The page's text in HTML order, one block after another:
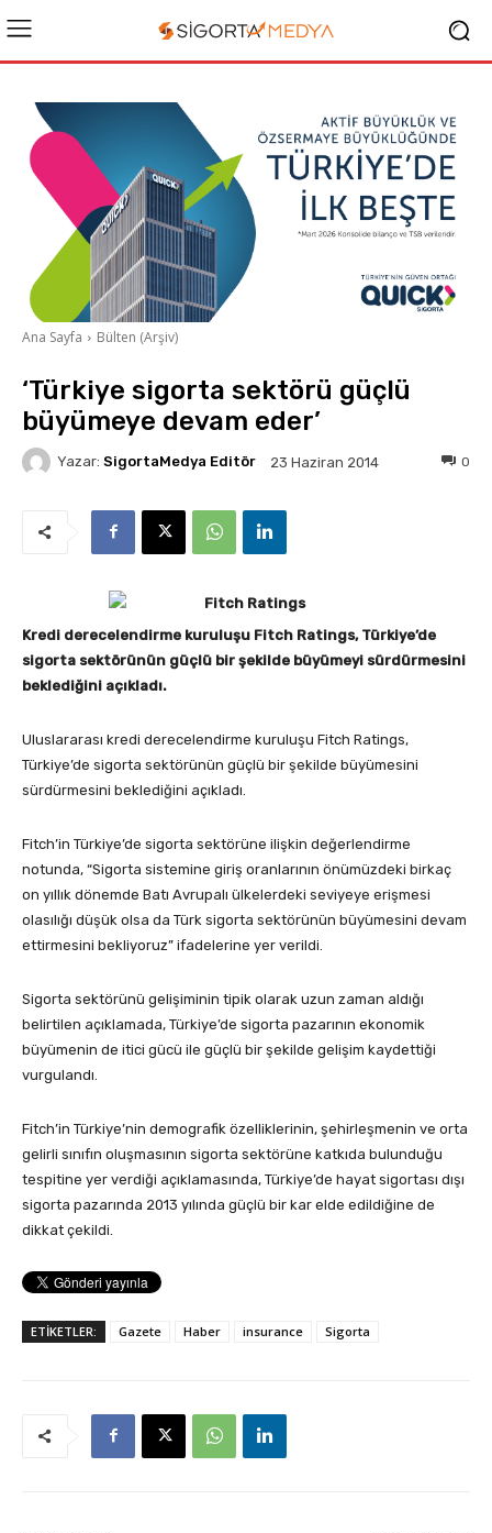
Ana Sayfa Bülten (Arşiv)
‘Türkiye sigorta sektörü güçlü
büyümeye devam eder’
Yazar: SigortaMedya Editör 23 Haziran 2014 0
Kredi derecelendirme kuruluşu Fitch Ratings, Türkiye’de
sigorta sektörünün güçlü bir şekilde büyümeyi sürdürmesini
beklediğini açıkladı.
Uluslararası kredi derecelendirme kuruluşu Fitch Ratings,
Türkiye’de sigorta sektörünün güçlü bir şekilde büyümesini
sürdürmesini beklediğini açıkladı.
Fitch’in Türkiye’de sigorta sektörüne ilişkin değerlendirme
notunda, “Sigorta sistemine giriş oranlarının önümüzdeki birkaç
on yıllık dönemde Batı Avrupalı ülkelerdeki seviyeye erişmesi
olasılığı düşük olsa da Türk sigorta sektörünün büyümesini devam
ettirmesini bekliyoruz” ifadelerine yer verildi.
Sigorta sektörünü gelişiminin tipik olarak uzun zaman aldığı
belirtilen açıklamada, Türkiye’de sigorta pazarının ekonomik
büyümenin de itici gücü ile güçlü bir şekilde gelişim kaydettiği
vurgulandı.
Fitch’in Türkiye’nin demografik özelliklerinin, şehirleşmenin ve orta
gelirli sınıfın oluşmasının sigorta sektörüne katkıda bulunduğu
tespitine yer verdiği açıklamasında, Türkiye’de hayat sigortası dışı
sigorta pazarında 2013 yılında güçlü bir kar elde edildiğine de
dikkat çekildi.
ETİKETLER: Gazete Haber insurance Sigorta